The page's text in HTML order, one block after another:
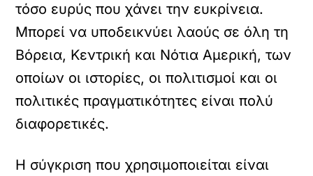
τόσο ευρύς που χάνει την ευκρίνεια.
Μπορεί να υποδεικνύει λαούς σε όλη τη
Βόρεια, Κεντρική και Νότια Αμερική, των
οποίων οι ιστορίες, οι πολιτισμοί και οι
πολιτικές πραγματικότητες είναι πολύ
διαφορετικές.
Η σύγκριση που χρησιμοποιείται είναι